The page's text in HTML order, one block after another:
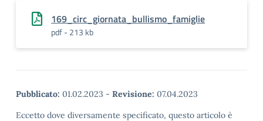
169_circ_giornata_bullismo_famiglie
pdf - 213 kb
Pubblicato: 01.02.2023 - Revisione: 07.04.2023
Eccetto dove diversamente specificato, questo articolo è